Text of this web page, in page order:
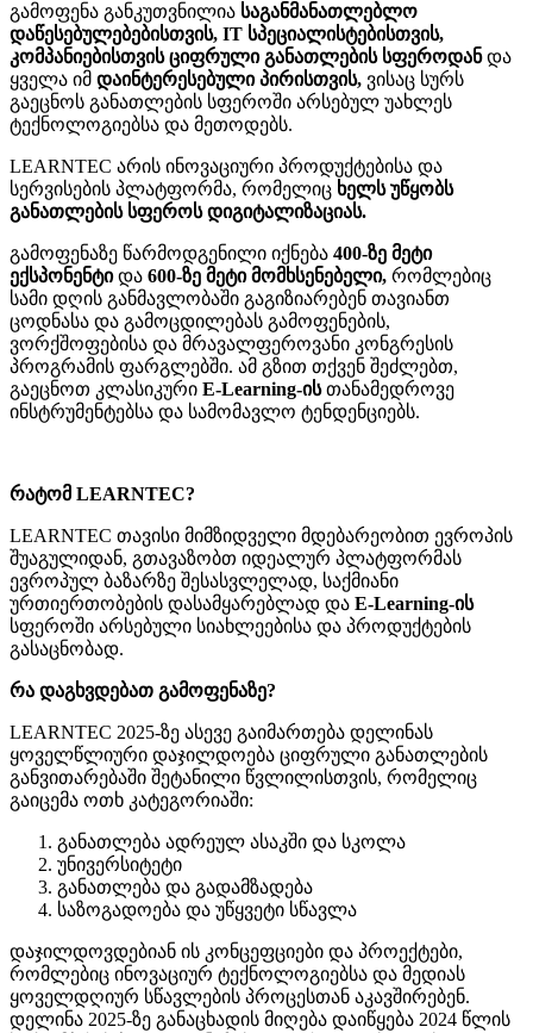
გამოფენა განკუთვნილია საგანმანათლებლო
დაწესებულებებისთვის, IT სპეციალისტებისთვის,
კომპანიებისთვის ციფრული განათლების სფეროდანდა
ყველა იმ დაინტერესებული პირისთვის, ვისაც სურს
გაეცნოს განათლების სფეროში არსებულ უახლეს
ტექნოლოგიებსა და მეთოდებს.
LEARNTEC არის ინოვაციური პროდუქტებისა და
სერვისების პლატფორმა, რომელიც ხელს უწყობს
განათლების სფეროს დიგიტალიზაციას.
გამოფენაზე წარმოდგენილი იქნება 400-ზე მეტი
ექსპონენტიდა 600-ზე მეტი მომხსენებელი, რომლებიც
სამი დღის განმავლობაში გაგიზიარებენ თავიანთ
ცოდნასა და გამოცდილებას გამოფენების,
ვორქშოფებისა და მრავალფეროვანი კონგრესის
პროგრამის ფარგლებში. ამ გზით თქვენ შეძლებთ,
გაეცნოთ კლასიკური E-Learning-ისთანამედროვე
ინსტრუმენტებსა და სამომავლო ტენდენციებს.
რატომ LEARNTEC?
LEARNTEC თავისი მიმზიდველი მდებარეობით ევროპის
შუაგულიდან, გთავაზობთ იდეალურ პლატფორმას
ევროპულ ბაზარზე შესასვლელად, საქმიანი
ურთიერთობების დასამყარებლად და E-Learning-ის
სფეროში არსებული სიახლეებისა და პროდუქტების
გასაცნობად.
რა დაგხვდებათ გამოფენაზე?
LEARNTEC 2025-ზე ასევე გაიმართება დელინას
ყოველწლიური დაჯილდოება ციფრული განათლების
განვითარებაში შეტანილი წვლილისთვის, რომელიც
გაიცემა ოთხ კატეგორიაში:
განათლება ადრეულ ასაკში და სკოლა
უნივერსიტეტი
განათლება და გადამზადება
საზოგადოება და უწყვეტი სწავლა
დაჯილდოვდებიან ის კონცეფციები და პროექტები,
რომლებიც ინოვაციურ ტექნოლოგიებსა და მედიას
ყოველდღიურ სწავლების პროცესთან აკავშირებენ.
დელინა 2025-ზე განაცხადის მიღება დაიწყება 2024 წლის